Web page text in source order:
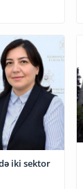
iki sektor